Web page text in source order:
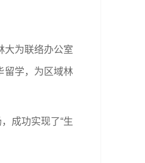
大为联络办公室
留学，为区域林
成功实现了“生